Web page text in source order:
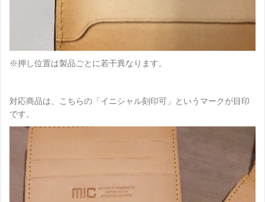
※押し位置は製品ごとに若干異なります。
対応商品は、こちらの「イニシャル刻印可」というマークが目印
です。